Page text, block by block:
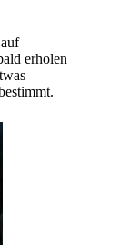
erholen